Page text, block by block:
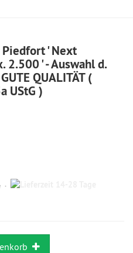
' Next
2.500 ' - Auswahl d.
QUALITÄT (
UStG )